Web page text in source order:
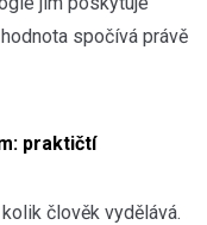
spočívá právě
praktičtí
člověk vydělává.